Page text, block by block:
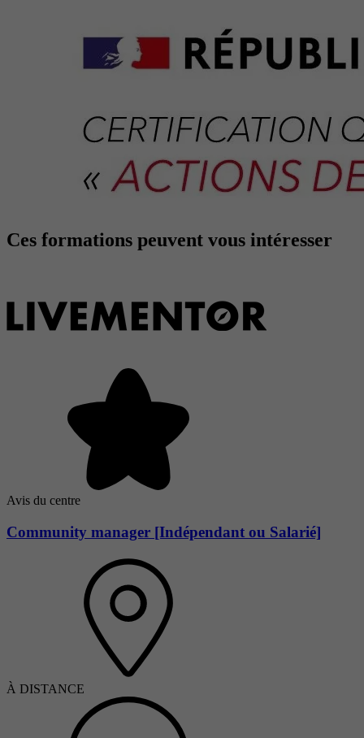
Ces formations peuvent vous intéresser
Avis du centre
Community manager [Indépendant ou Salarié]
À DISTANCE